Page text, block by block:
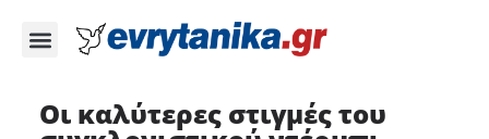
Οι καλύτερες στιγμές του